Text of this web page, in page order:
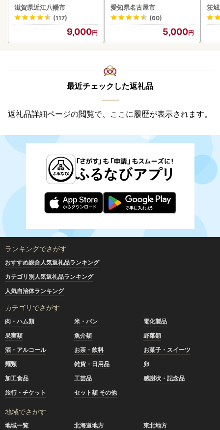
菜 旬 新鮮
滋賀県近江八幡市
(117)
9,000
み ハンバーグ 110g×4枚
惣菜 お取り寄せ グルメ ハ
ンバーグ 冷凍
愛知県名古屋市
(60)
5,000
(1ケース)
ビ
茨
最近チェックした返礼品
返礼品詳細ページの閲覧で、ここに履歴が表示されます。
ランキングでさがす
おすすめ総合人気返礼品ランキング
カテゴリ別人気返礼品ランキング
人気自治体ランキング
カテゴリでさがす
肉・ハム類 米・パン
電化製品
果実類
魚介類
野菜類
酒・アルコール
お茶・飲料
お菓子・スイーツ
麺類
雑貨・日用品
卵
加工食品
工芸品
感謝状・記念品
旅行・チケット
セット類 その他
地域でさがす
地域一覧 北海道地方
東北地方